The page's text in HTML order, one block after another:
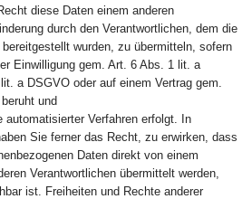
diese Daten einem anderen
durch den Verantwortlichen, dem die
wurden, zu übermitteln, sofern
Einwilligung gem. Art. 6 Abs. 1 lit. a
a DSGVO oder auf einem Vertrag gem.
und
automatisierter Verfahren erfolgt. In
Sie ferner das Recht, zu erwirken, dass
Daten direkt von einem
Verantwortlichen übermittelt werden,
ist. Freiheiten und Rechte anderer